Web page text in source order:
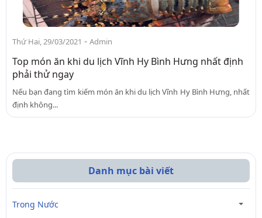
Thứ Hai, 29/03/2021 - Admin
Top món ăn khi du lịch Vĩnh Hy Bình Hưng nhất định
phải thử ngay
Nếu bạn đang tìm kiếm món ăn khi du lịch Vĩnh Hy Bình Hưng, nhất
định không...
Danh mục bài viết
Trong Nước